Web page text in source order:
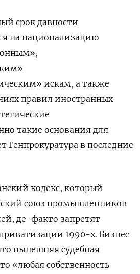
срок давности
на национализацию
искам, а также
правил иностранных
такие основания для
Генпрокуратура в последние
кодекс, который
союз промышленников
де-факто запретят
1990-х. Бизнес
нынешняя судебная
«любая собственность